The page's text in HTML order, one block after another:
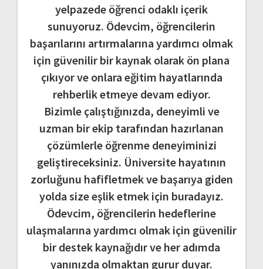
yelpazede öğrenci odaklı içerik
sunuyoruz. Ödevcim, öğrencilerin
başarılarını artırmalarına yardımcı olmak
için güvenilir bir kaynak olarak ön plana
çıkıyor ve onlara eğitim hayatlarında
rehberlik etmeye devam ediyor.
Bizimle çalıştığınızda, deneyimli ve
uzman bir ekip tarafından hazırlanan
çözümlerle öğrenme deneyiminizi
geliştireceksiniz. Üniversite hayatının
zorluğunu hafifletmek ve başarıya giden
yolda size eşlik etmek için buradayız.
Ödevcim, öğrencilerin hedeflerine
ulaşmalarına yardımcı olmak için güvenilir
bir destek kaynağıdır ve her adımda
yanınızda olmaktan gurur duyar.